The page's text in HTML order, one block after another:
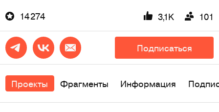
14 274
3,1K 101
Подписаться
Проекты Фрагменты Информация